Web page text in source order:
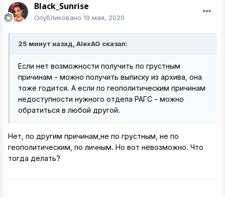
Black_Sunrise
Опубликовано 19 мая, 2020
25 минут назад, AlexAG сказал:
Если нет возможности получить по грустным
причинам - можно получить выписку из архива, она
тоже годится. А если по геополитическим причинам
недоступности нужного отдела РАГС - можно
обратиться в любой другой.
Нет, по другим причинам,не по грустным, не по
геополитическим, по личным. Но вот невозможно. Что
тогда делать?